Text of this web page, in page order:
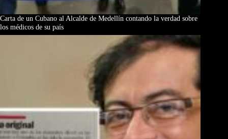
Carta de un Cubano al Alcalde de Medellín contando la verdad sobre
los médicos de su país